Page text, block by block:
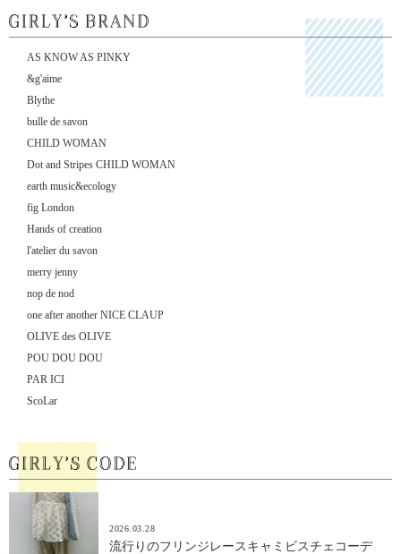
AS KNOW AS PINKY
&g'aime
Blythe
bulle de savon
CHILD WOMAN
Dot and Stripes CHILD WOMAN
earth music&ecology
fig London
Hands of creation
l'atelier du savon
merry jenny
nop de nod
one after another NICE CLAUP
OLIVE des OLIVE
POU DOU DOU
PAR ICI
ScoLar
2026.03.28
流行りのフリンジレースキャミビスチェコーデ